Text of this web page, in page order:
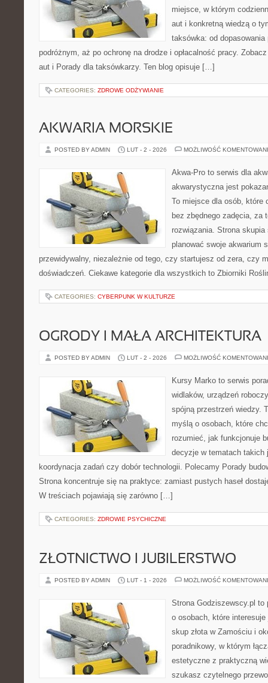
miejsce, w którym
aut i konkretną wiedzą o
taksówka: od
podróżnym, aż po ochronę na drodze i opłacalność pracy.
aut i Porady dla taksówkarzy. Ten blog opisuje […]
CATEGORIES: ZDROWE ODŻYWIANIE
AKWARIA MORSKIE
POSTED BY ADMIN LUT - 2 - 2026 MOŻLIWOŚĆ
Akwa-Pro to serwis dla
akwarystyczna jest
To miejsce dla osób, które
bez zbędnego zadęcia, za
rozwiązania. Strona
planować swoje akwarium
przewidywalny, niezależnie od tego, czy startujesz od zera, czy
doświadczeń. Ciekawe kategorie dla wszystkich to Zbiorniki
CATEGORIES: CYBERPUNK W KULTURZE
OGRODY I MAŁA ARCHITEKTURA
POSTED BY ADMIN LUT - 2 - 2026 MOŻLIWOŚĆ
Kursy Marko to serwis
widlaków, urządzeń
spójną przestrzeń wiedzy.
myślą o osobach, które
rozumieć, jak funkcjonuje
decyzje w tematach takich
koordynacja zadań czy dobór technologii. Polecamy Porady
Strona koncentruje się na praktyce: zamiast pustych haseł
W treściach pojawiają się zarówno […]
CATEGORIES: ZDROWIE PSYCHICZNE
ZŁOTNICTWO I JUBILERSTWO
POSTED BY ADMIN LUT - 1 - 2026 MOŻLIWOŚĆ
Strona Godziszewscy.pl
o osobach, które
skup złota w Zamościu i
poradnikowy, w którym
estetyczne z praktyczną
szukasz czytelnego